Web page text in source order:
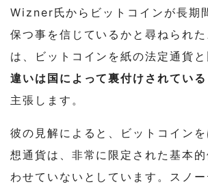
Wizner氏からビットコインが長期
保つ事を信じているかと尋ねられ
は、ビットコインを紙の法定通貨
違いは国によって裏付けされてい
主張します。
彼の見解によると、ビットコイン
想通貨は、非常に限定された基本
わせていないとしています。スノ